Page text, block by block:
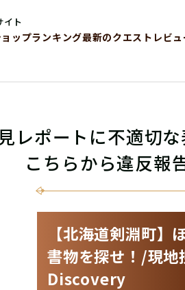
イト
ップランキング最新のクエストレビュ
レポートに不適切
こちらから違反報
【北海道剣淵町】
書物を探せ！/現地
Discovery